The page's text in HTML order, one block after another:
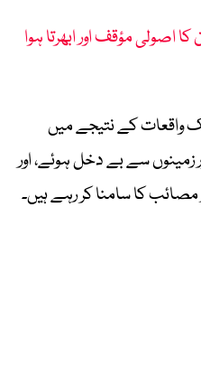
اصولی مؤقف اور ابھرتا ہوا
1948 کے المناک واقعات کے نتیجے میں
زمینوں سے بے دخل ہوئے، اور
کا سامنا کر رہے ہیں۔